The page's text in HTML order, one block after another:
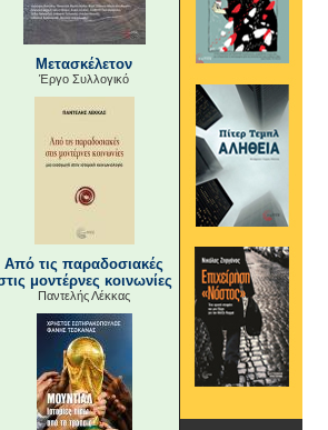
Μετασκέλετον
Έργο Συλλογικό
Από τις παραδοσιακές
μοντέρνες κοινωνίες
Παντελής Λέκκας